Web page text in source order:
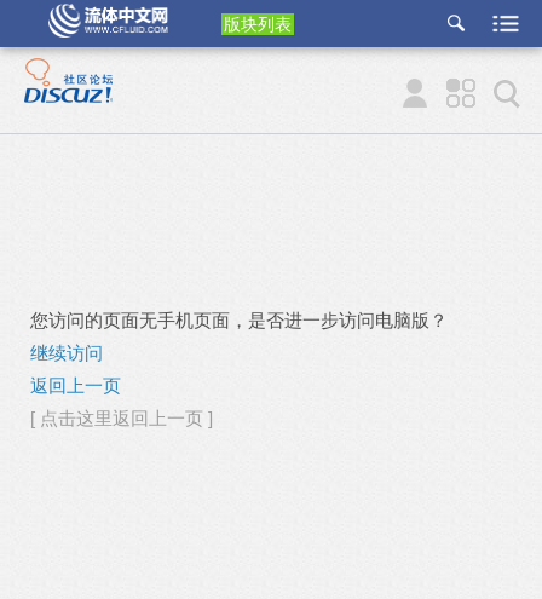
版块列表
etu
p
您访问的页面无手机页面，是否进一步访问电脑版？
继续访问
返回上一页
[ 点击这里返回上一页 ]